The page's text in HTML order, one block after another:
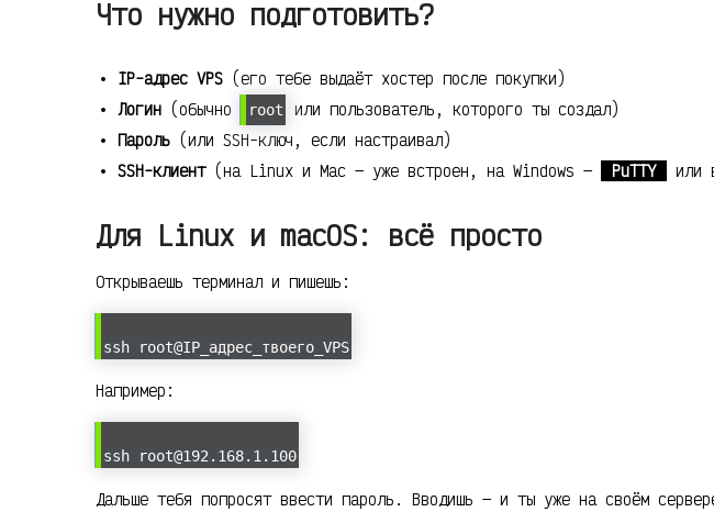
Что нужно подготовить?
IP-адрес VPS (его тебе выдаёт хостер после покупки)
Логин (обычно root
или пользователь, которого ты создал)
Пароль (или SSH-ключ, если настраивал)
SSH-клиент(на Linux и Mac — уже встроен, на Windows — PuTTY или
Для Linux и macOS: всё просто
Открываешь терминал и пишешь:
ssh root@IP_адрес_твоего_VPS
Например:
ssh root@192.168.1.100
Дальше тебя попросят ввести пароль. Вводишь — и ты уже на своём